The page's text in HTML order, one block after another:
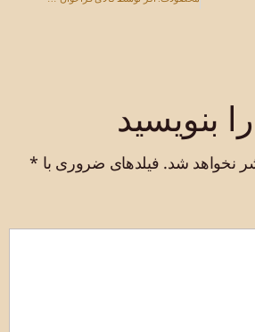
بنویسید
نخواهد شد. فیلدهای ضروری با *